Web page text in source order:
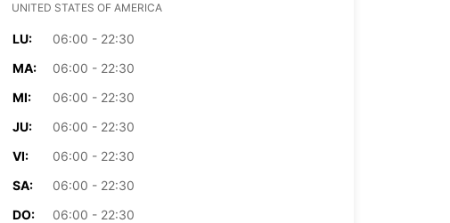
UNITED STATES OF AMERICA
LU:
06:00 - 22:30
MA:
06:00 - 22:30
MI:
06:00 - 22:30
JU:
06:00 - 22:30
VI:
06:00 - 22:30
SA:
06:00 - 22:30
DO:
06:00 - 22:30